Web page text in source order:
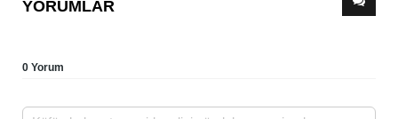
YORUMLAR
0 Yorum